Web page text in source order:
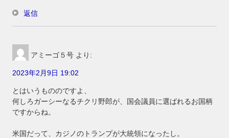
返信
アミーゴ５号 より:
2023年2月9日 19:02
とはいうもののですよ、
何しろガーシーなるチクリ野郎が、国会議員に選ばれるお国柄
ですからね。
米国だって、カジノのトランプが大統領になったし。